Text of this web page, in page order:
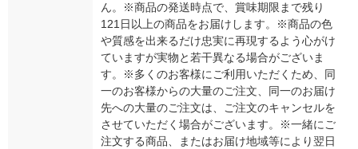
ん。※商品の発送時点で、賞味期限まで残り
121日以上の商品をお届けします。※商品の色
や質感を出来るだけ忠実に再現するよう心がけ
ていますが実物と若干異なる場合がございま
す。※多くのお客様にご利用いただくため、同
一のお客様からの大量のご注文、同一のお届け
先への大量のご注文は、ご注文のキャンセルを
させていただく場合がございます。※一緒にご
注文する商品、またはお届け地域等により翌日